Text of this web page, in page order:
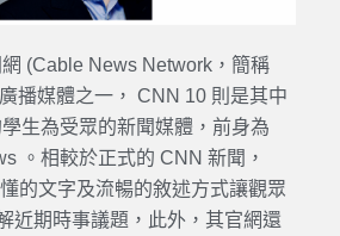
(Cable News Network，簡稱
播媒體之一， CNN 10 則是其中
生為受眾的新聞媒體，前身為
。相較於正式的 CNN 新聞，
的文字及流暢的敘述方式讓觀眾
近期時事議題，此外，其官網還